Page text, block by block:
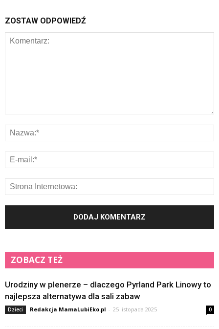
ZOSTAW ODPOWIEDŹ
ZOBACZ TEŻ
Urodziny w plenerze – dlaczego Pyrland Park Linowy to
najlepsza alternatywa dla sali zabaw
Dzieci Redakcja MamaLubiEko.pl - 25 listopada 2025 0